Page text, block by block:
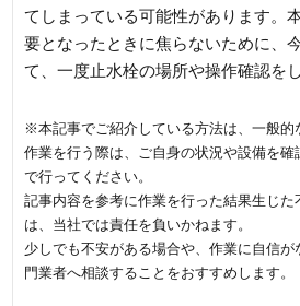
てしまっている可能性があります。
要となったときに焦らないために、
て、一度止水栓の場所や操作確認を
※本記事でご紹介している方法は、一般的
作業を行う際は、ご自身の状況や設備を確
で行ってください。
記事内容を参考に作業を行った結果生じ
は、当社では責任を負いかねます。
少しでも不安がある場合や、作業に自信
門業者へ相談することをおすすめします。